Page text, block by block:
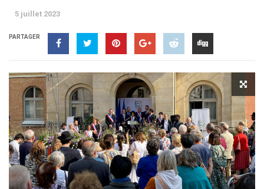
5 juillet 2023
PARTAGER